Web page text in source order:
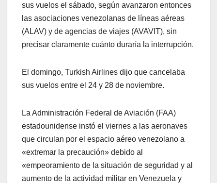
sus vuelos el sábado, según avanzaron entonces
las asociaciones venezolanas de líneas aéreas
(ALAV) y de agencias de viajes (AVAVIT), sin
precisar claramente cuánto duraría la interrupción.
El domingo, Turkish Airlines dijo que cancelaba
sus vuelos entre el 24 y 28 de noviembre.
La Administración Federal de Aviación (FAA)
estadounidense instó el viernes a las aeronaves
que circulan por el espacio aéreo venezolano a
«extremar la precaución» debido al
«empeoramiento de la situación de seguridad y al
aumento de la actividad militar en Venezuela y